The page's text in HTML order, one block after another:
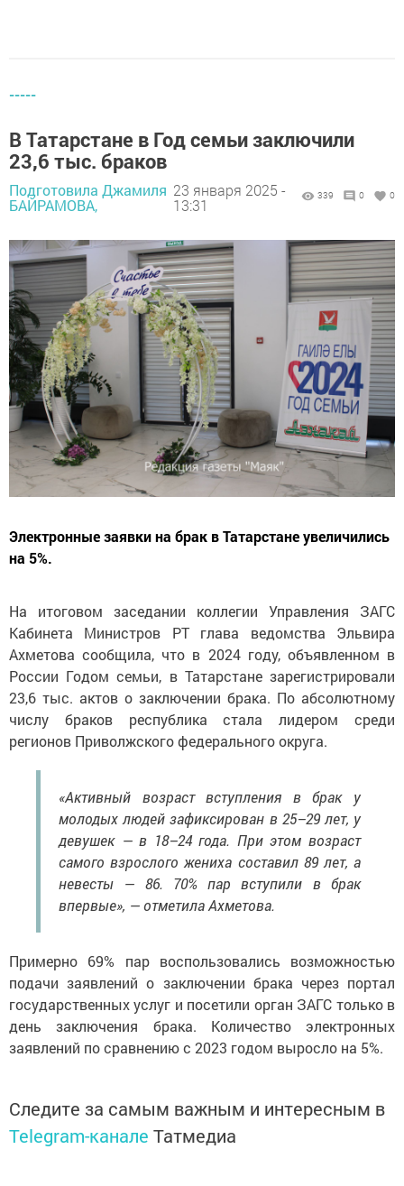
-----
В Татарстане в Год семьи заключили
23,6 тыс. браков
Подготовила Джамиля
БАЙРАМОВА,
23 января 2025 -
13:31
339 0 0
Электронные заявки на брак в Татарстане увеличились
на 5%.
На итоговом заседании коллегии Управления ЗАГС
Кабинета Министров РТ глава ведомства Эльвира
Ахметова сообщила, что в 2024 году, объявленном в
России Годом семьи, в Татарстане зарегистрировали
23,6 тыс. актов о заключении брака. По абсолютному
числу браков республика стала лидером среди
регионов Приволжского федерального округа.
«Активный возраст вступления в брак у
молодых людей зафиксирован в 25–29 лет, у
девушек — в 18–24 года. При этом возраст
самого взрослого жениха составил 89 лет, а
невесты — 86. 70% пар вступили в брак
впервые», — отметила Ахметова.
Примерно 69% пар воспользовались возможностью
подачи заявлений о заключении брака через портал
государственных услуг и посетили орган ЗАГС только в
день заключения брака. Количество электронных
заявлений по сравнению с 2023 годом выросло на 5%.
Следите за самым важным и интересным в
Telegram-канале Татмедиа